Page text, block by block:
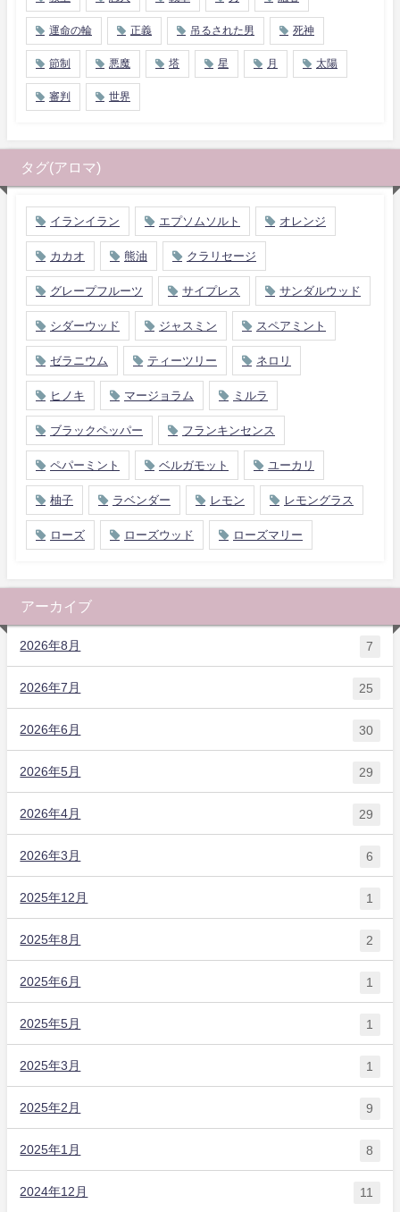
運命の輪 正義 吊るされた男 死神
節制 悪魔 塔 星 月 太陽
審判 世界
タグ(アロマ)
イランイラン エプソムソルト オレンジ
カカオ 熊油 クラリセージ
グレープフルーツ サイプレス サンダルウッド
シダーウッド ジャスミン スペアミント
ゼラニウム ティーツリー ネロリ
ヒノキ マージョラム ミルラ
ブラックペッパー フランキンセンス
ペパーミント ベルガモット ユーカリ
柚子 ラベンダー レモン レモングラス
ローズ ローズウッド ローズマリー
アーカイブ
2026年8月 7
2026年7月 25
2026年6月 30
2026年5月 29
2026年4月 29
2026年3月 6
2025年12月 1
2025年8月 2
2025年6月 1
2025年5月 1
2025年3月 1
2025年2月 9
2025年1月 8
2024年12月 11